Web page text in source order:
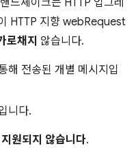
드셰이크는 HTTP 업그레
HTTP 지향 webRequest
로채지 않습니다.
전송된 개별 메시지입
니다.
지원되지 않습니다.